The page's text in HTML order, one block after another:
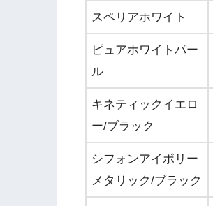
スペリアホワイト
ピュアホワイトパー
ル
キネティックイエロ
ー/ブラック
シフォンアイボリー
メタリック/ブラック